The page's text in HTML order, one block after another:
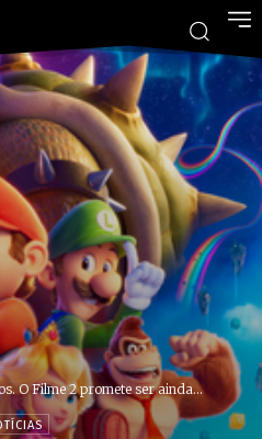
O Filme 2 promete ser ainda...